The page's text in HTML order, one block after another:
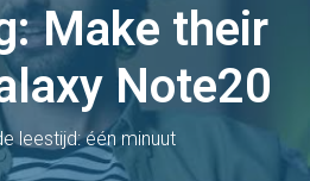
Make their
Note20
leestijd: één minuut